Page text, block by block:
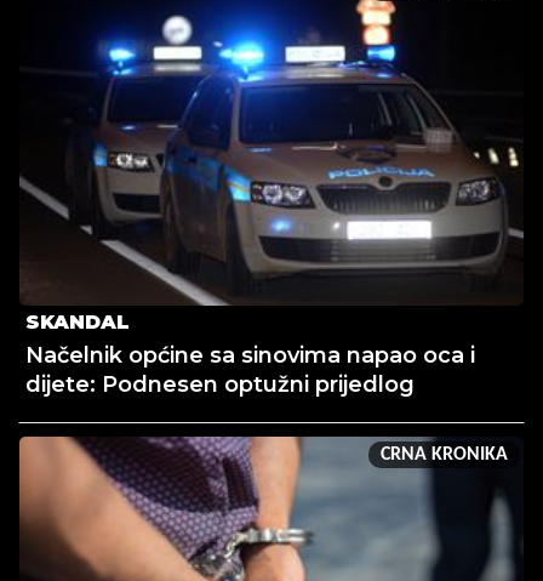
SKANDAL
Načelnik općine sa sinovima napao oca i
dijete: Podnesen optužni prijedlog
CRNA KRONIKA